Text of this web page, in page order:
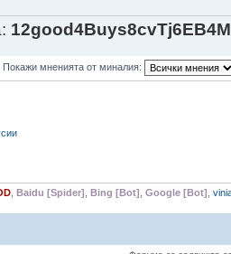
Покажи мненията от миналия:
Baidu [Spider] Bing [Bot] Google [Bot]